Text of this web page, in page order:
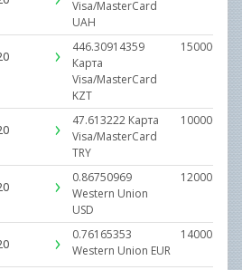
Visa/MasterCard
UAH
446.30914359
Карта
Visa/MasterCard
KZT
47.613222 Карта
Visa/MasterCard
TRY
0.86750969
Western Uniоn
USD
0.76165353
Western Uniоn EUR